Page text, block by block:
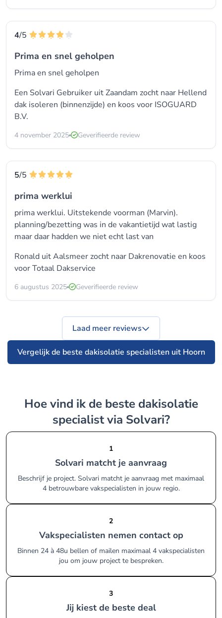
4/5
Prima en snel geholpen
Prima en snel geholpen
Een Solvari Gebruiker uit Zaandam zocht naar Hellend
dak isoleren (binnenzijde) en koos voor ISOGUARD
B.V.
4 november 2025 Geverifieerde review
5/5
prima werklui
prima werklui. Uitstekende voorman (Marvin).
planning/bezetting was in de vakantietijd wat lastig
maar daar hadden we niet echt last van
Ronald uit Aalsmeer zocht naar Dakrenovatie en koos
voorTotaal Dakservice
6 augustus 2025 Geverifieerde review
Vergelijk de beste dakisolatie specialisten uit Hoorn
Laad meer reviews
Hoe vind ik de beste dakisolatie
specialist via Solvari?
1
Solvari matcht je aanvraag
Beschrijf je project. Solvari matcht je aanvraag met maximaal
4 betrouwbare vakspecialisten in jouw regio.
2
Vakspecialisten nemen contact op
Binnen 24 à 48u bellen of mailen maximaal 4 vakspecialisten
jou om jouw project te bespreken.
3
Jij kiest de beste deal